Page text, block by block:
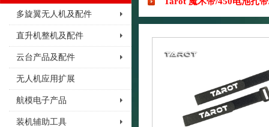
多旋翼无人机及配件
直升机整机及配件
云台产品及配件
无人机应用扩展
航模电子产品
装机辅助工具